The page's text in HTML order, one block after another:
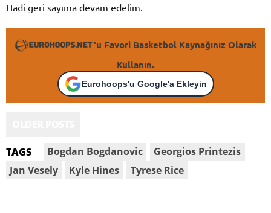
Hadi geri sayıma devam edelim.
'u Favori Basketbol Kaynağınız Olarak
Kullanın.
Eurohoops'u Google'a Ekleyin
TAGS Bogdan Bogdanovic
Georgios Printezis
Jan Vesely
Kyle Hines Tyrese Rice